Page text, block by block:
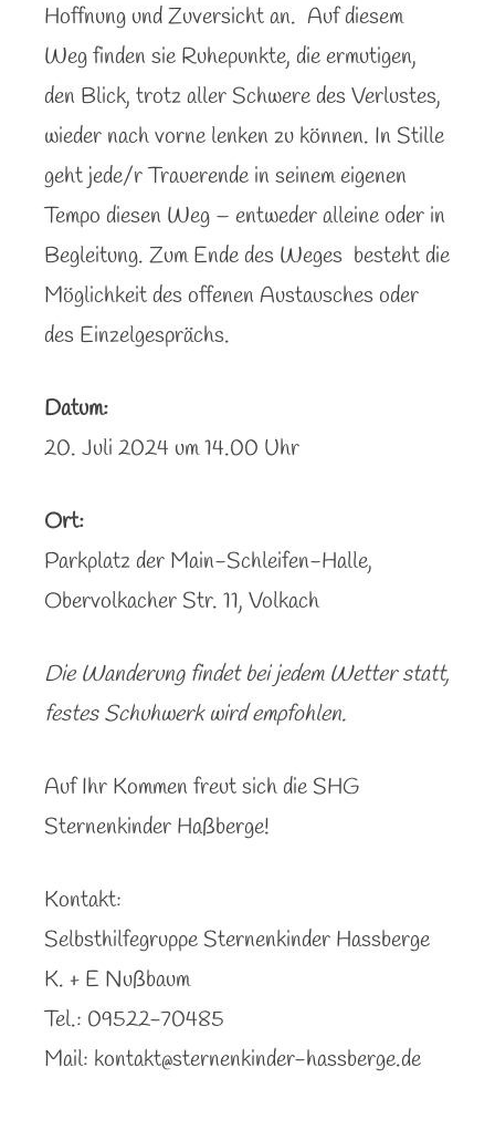
Hoffnung und Zuversicht an. Auf diesem
Weg finden sie Ruhepunkte, die ermutigen,
den Blick, trotz aller Schwere des Verlustes,
wieder nach vorne lenken zu können. In Stille
geht jede/r Trauerende in seinem eigenen
Tempo diesen Weg – entweder alleine oder in
Begleitung. Zum Ende des Weges besteht die
Möglichkeit des offenen Austausches oder
des Einzelgesprächs.
Datum:
20. Juli 2024 um 14.00 Uhr
Ort:
Parkplatz der Main-Schleifen-Halle,
Obervolkacher Str. 11, Volkach
Die Wanderung findet bei jedem Wetter statt,
festes Schuhwerk wird empfohlen.
Auf Ihr Kommen freut sich die SHG
Sternenkinder Haßberge!
Kontakt:
Selbsthilfegruppe Sternenkinder Hassberge
K. + E Nußbaum
Tel.: 09522-70485
Mail: kontakt@sternenkinder-hassberge.de